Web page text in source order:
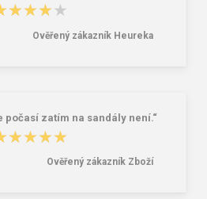
Ověřený zákazník Heureka
počasí zatím na sandály není.“
Ověřený zákazník Zboží